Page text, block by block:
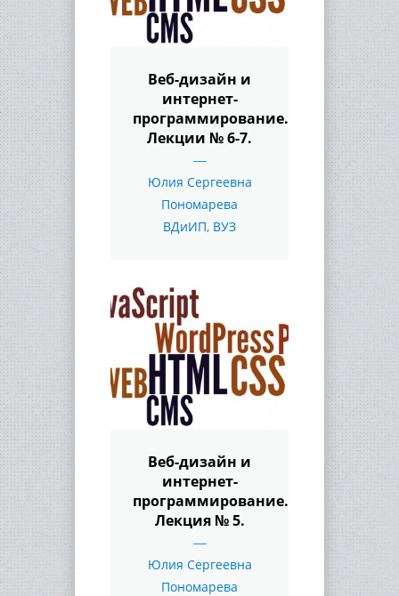
Веб-дизайн и
интернет-
программирование.
Лекции № 6-7.
Юлия Сергеевна
Пономарева
ВДиИП, ВУЗ
Веб-дизайн и
интернет-
программирование.
Лекция № 5.
Юлия Сергеевна
Пономарева